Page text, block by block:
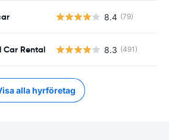
8.4 (79)
Car Rental 8.3 (491)
alla hyrföretag